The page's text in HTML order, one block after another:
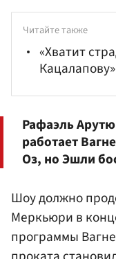
Читайте также
«Хватит
Кацалапову»
Рафаэль
работает
Оз, но Эшли
Шоу должно
Меркьюри в
программы